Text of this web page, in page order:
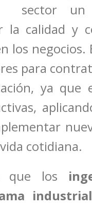
sector
la calidad y
los
para
ya que
cotidiana.
que los